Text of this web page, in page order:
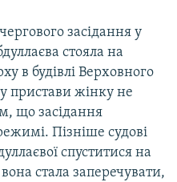
засідання у
стояла на
в будівлі Верховного
пристави жінку не
що засідання
Пізніше судові
спуститися на
стала заперечувати,